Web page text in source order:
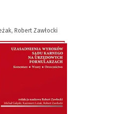
(Link
Robert Zawłocki